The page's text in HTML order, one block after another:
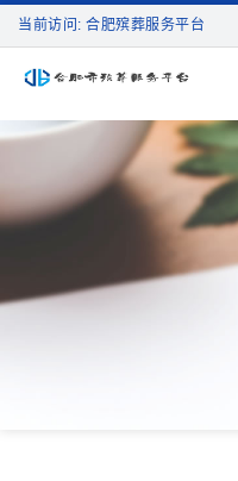
当前访问: 合肥殡葬服务平台